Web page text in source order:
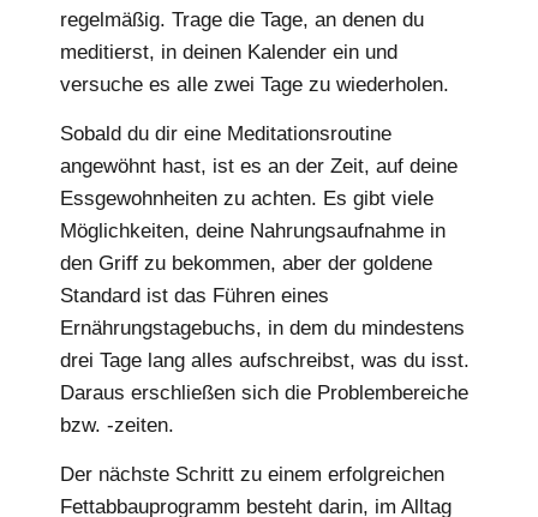
regelmäßig. Trage die Tage, an denen du
meditierst, in deinen Kalender ein und
versuche es alle zwei Tage zu wiederholen.
Sobald du dir eine Meditationsroutine
angewöhnt hast, ist es an der Zeit, auf deine
Essgewohnheiten zu achten. Es gibt viele
Möglichkeiten, deine Nahrungsaufnahme in
den Griff zu bekommen, aber der goldene
Standard ist das Führen eines
Ernährungstagebuchs, in dem du mindestens
drei Tage lang alles aufschreibst, was du isst.
Daraus erschließen sich die Problembereiche
bzw. -zeiten.
Der nächste Schritt zu einem erfolgreichen
Fettabbauprogramm besteht darin, im Alltag